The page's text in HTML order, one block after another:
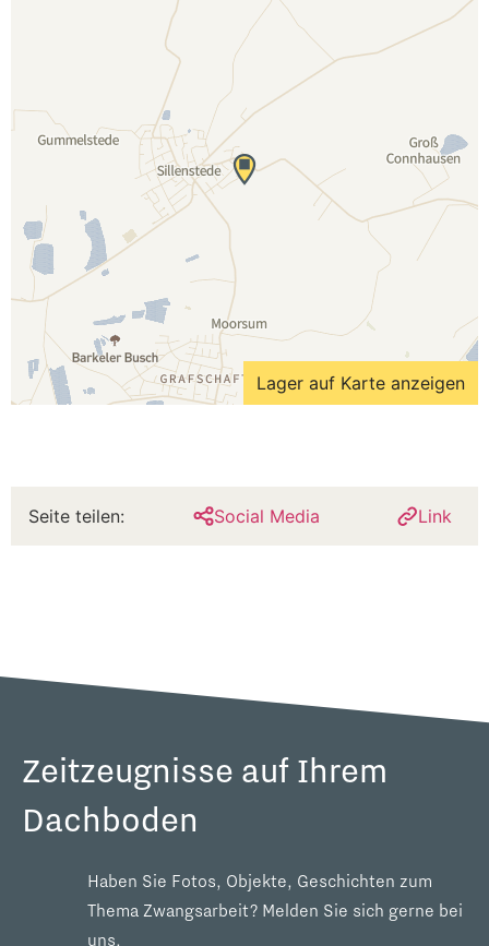
Lager auf Karte anzeigen
Seite teilen: Social Media Link
Zeitzeugnisse auf Ihrem
Dachboden
Haben Sie Fotos, Objekte, Geschichten zum
Thema Zwangsarbeit? Melden Sie sich gerne bei
uns.